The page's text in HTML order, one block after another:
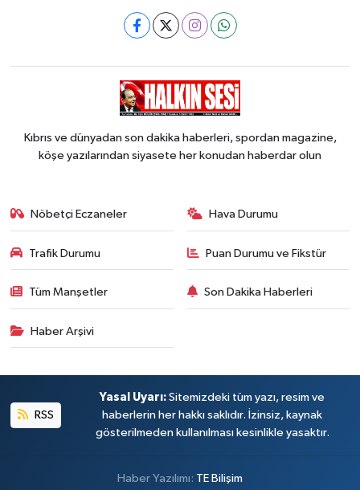
Kıbrıs ve dünyadan son dakika haberleri, spordan magazine,
köşe yazılarından siyasete her konudan haberdar olun
Nöbetçi Eczaneler Hava Durumu
Trafik Durumu Puan Durumu ve Fikstür
Tüm Manşetler Son Dakika Haberleri
Haber Arşivi
RSS
Yasal Uyarı: Sitemizdeki tüm yazı, resim ve
haberlerin her hakkı saklıdır. İzinsiz, kaynak
gösterilmeden kullanılması kesinlikle yasaktır.
Haber Yazılımı: TE Bilişim